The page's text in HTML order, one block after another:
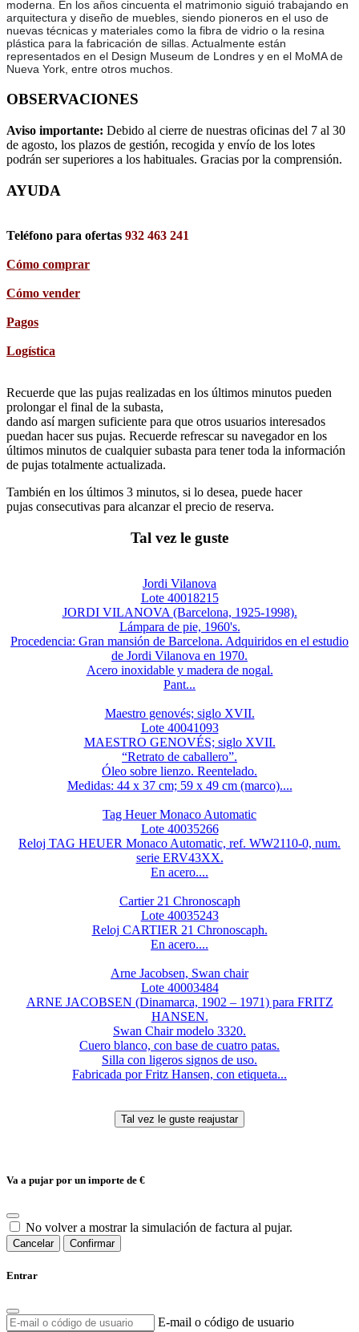
moderna. En los años cincuenta el matrimonio siguió trabajando en
arquitectura y diseño de muebles, siendo pioneros en el uso de
nuevas técnicas y materiales como la fibra de vidrio o la resina
plástica para la fabricación de sillas. Actualmente están
representados en el Design Museum de Londres y en el MoMA de
Nueva York, entre otros muchos.
OBSERVACIONES
Aviso importante: Debido al cierre de nuestras oficinas del 7 al 30
de agosto, los plazos de gestión, recogida y envío de los lotes
podrán ser superiores a los habituales. Gracias por la comprensión.
AYUDA
Teléfono para ofertas 932 463 241
Cómo comprar
Cómo vender
Pagos
Logística
Recuerde que las pujas realizadas en los últimos minutos pueden
prolongar el final de la subasta,
dando así margen suficiente para que otros usuarios interesados
puedan hacer sus pujas. Recuerde refrescar su navegador en los
últimos minutos de cualquier subasta para tener toda la información
de pujas totalmente actualizada.
También en los últimos 3 minutos, si lo desea, puede hacer
pujas consecutivas para alcanzar el precio de reserva.
Tal vez le guste
Jordi Vilanova
Lote 40018215
JORDI VILANOVA (Barcelona, 1925-1998).
Lámpara de pie, 1960's.
Procedencia: Gran mansión de Barcelona. Adquiridos en el estudio
de Jordi Vilanova en 1970.
Acero inoxidable y madera de nogal.
Pant...
Maestro genovés; siglo XVII.
Lote 40041093
MAESTRO GENOVÉS; siglo XVII.
“Retrato de caballero”.
Óleo sobre lienzo. Reentelado.
Medidas: 44 x 37 cm; 59 x 49 cm (marco)....
Tag Heuer Monaco Automatic
Lote 40035266
Reloj TAG HEUER Monaco Automatic, ref. WW2110-0, num.
serie ERV43XX.
En acero....
Cartier 21 Chronoscaph
Lote 40035243
Reloj CARTIER 21 Chronoscaph.
En acero....
Arne Jacobsen, Swan chair
Lote 40003484
ARNE JACOBSEN (Dinamarca, 1902 – 1971) para FRITZ
HANSEN.
Swan Chair modelo 3320.
Cuero blanco, con base de cuatro patas.
Silla con ligeros signos de uso.
Fabricada por Fritz Hansen, con etiqueta...
Va a pujar por un importe de €
No volver a mostrar la simulación de factura al pujar.
Cancelar Confirmar
Entrar
E-mail o código de usuario